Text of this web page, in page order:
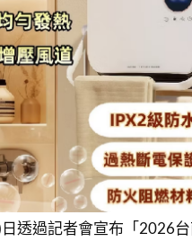
透過記者會宣布「2026